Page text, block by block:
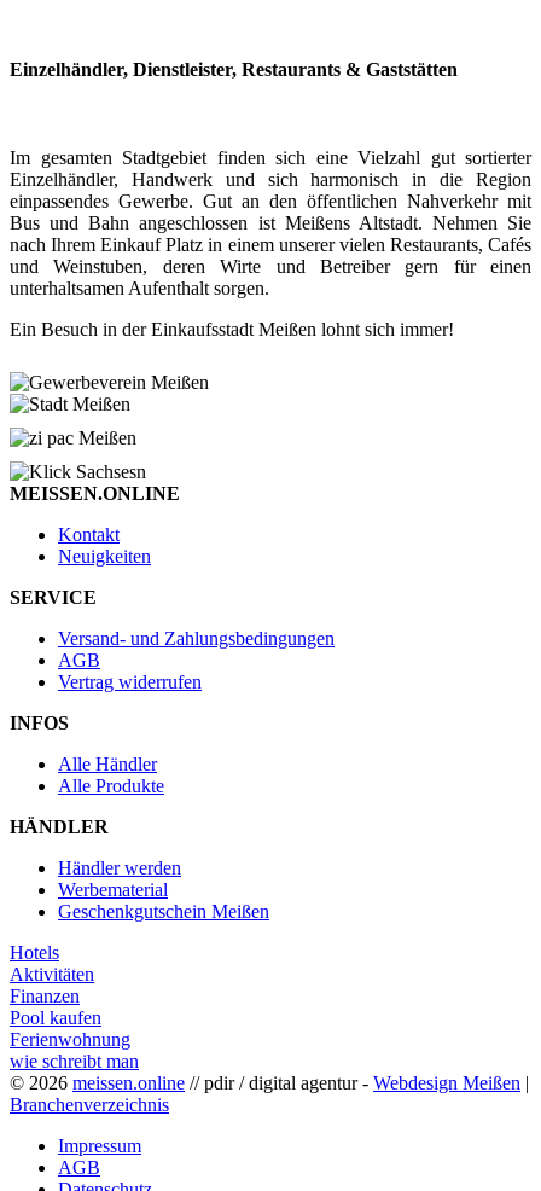
Einzelhändler, Dienstleister, Restaurants & Gaststätten
Im gesamten Stadtgebiet finden sich eine Vielzahl gut sortierter
Einzelhändler, Handwerk und sich harmonisch in die Region
einpassendes Gewerbe. Gut an den öffentlichen Nahverkehr mit
Bus und Bahn angeschlossen ist Meißens Altstadt. Nehmen Sie
nach Ihrem Einkauf Platz in einem unserer vielen Restaurants, Cafés
und Weinstuben, deren Wirte und Betreiber gern für einen
unterhaltsamen Aufenthalt sorgen.
Ein Besuch in der Einkaufsstadt Meißen lohnt sich immer!
MEISSEN.ONLINE
Kontakt
Neuigkeiten
SERVICE
Versand- und Zahlungsbedingungen
AGB
Vertrag widerrufen
INFOS
Alle Händler
Alle Produkte
HÄNDLER
Händler werden
Werbematerial
Geschenkgutschein Meißen
Hotels
Aktivitäten
Finanzen
Pool kaufen
Ferienwohnung
wie schreibt man
© 2026 meissen.online // pdir / digital agentur - Webdesign Meißen |
Branchenverzeichnis
Impressum
AGB